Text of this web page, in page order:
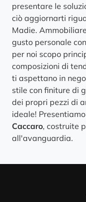
presentare le
ciò aggiornarti
Madie.
gusto personale
per noi scopo
composizioni di
ti aspettano in
stile con finiture di
dei propri pezzi di
ideale!
Caccaro, costruite
all'avanguardia.